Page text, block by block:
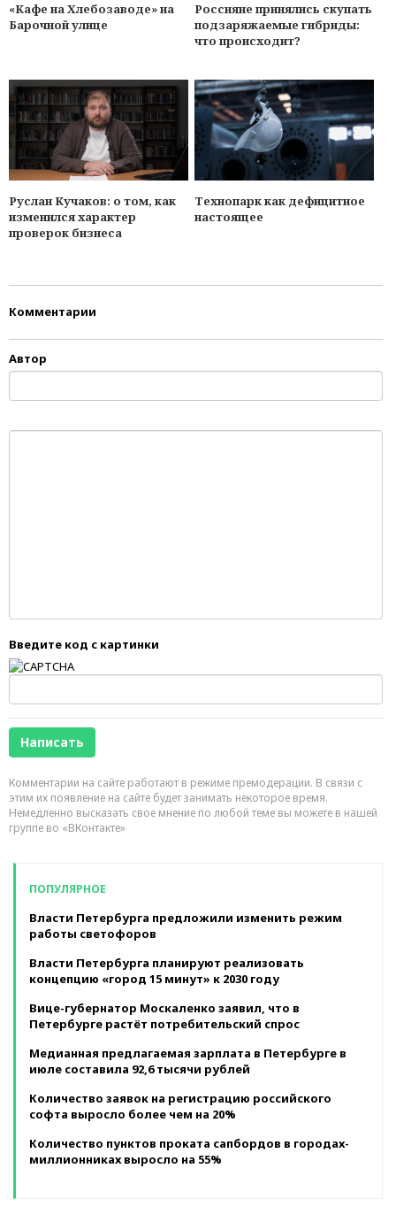
«Кафе на Хлебозаводе» на
Барочной улице
Россияне принялись скупать
подзаряжаемые гибриды:
что происходит?
Руслан Кучаков: о том, как
изменился характер
проверок бизнеса
Технопарк как дефицитное
настоящее
Комментарии
Автор
Введите код с картинки
Комментарии на сайте работают в режиме премодерации. В связи с
этим их появление на сайте будет занимать некоторое время.
Немедленно высказать свое мнение по любой теме вы можете в нашей
группе во «ВКонтакте»
ПОПУЛЯРНОЕ
Власти Петербурга предложили изменить режим
работы светофоров
Власти Петербурга планируют реализовать
концепцию «город 15 минут» к 2030 году
Вице-губернатор Москаленко заявил, что в
Петербурге растёт потребительский спрос
Медианная предлагаемая зарплата в Петербурге в
июле составила 92,6 тысячи рублей
Количество заявок на регистрацию российского
софта выросло более чем на 20%
Количество пунктов проката сапбордов в городах-
миллионниках выросло на 55%